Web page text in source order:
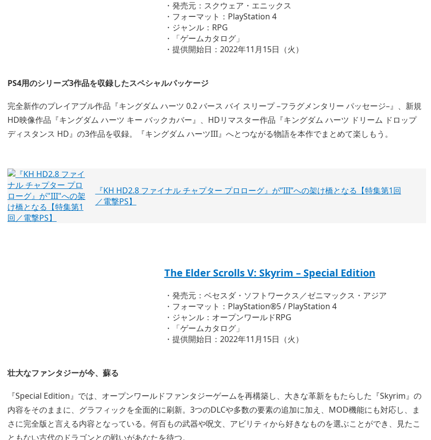
・発売元：スクウェア・エニックス
・フォーマット：PlayStation 4
・ジャンル：RPG
・「ゲームカタログ」
・提供開始日：2022年11月15日（火）
PS4用のシリーズ3作品を収録したスペシャルパッケージ
完全新作のプレイアブル作品『キングダム ハーツ 0.2 バース バイ スリープ –フラグメンタリー パッセージ–』、新規
HD映像作品『キングダム ハーツ キー バックカバー』、HDリマスター作品『キングダム ハーツ ドリーム ドロップ
ディスタンス HD』の3作品を収録。『キングダム ハーツIII』へとつながる物語を本作でまとめて楽しもう。
『KH HD2.8 ファイナル チャプター プロローグ』が”III”への架け橋となる【特集第1回
／電撃PS】
The Elder Scrolls V: Skyrim – Special Edition
・発売元：ベセスダ・ソフトワークス／ゼニマックス・アジア
・フォーマット：PlayStation®5 / PlayStation 4
・ジャンル：オープンワールドRPG
・「ゲームカタログ」
・提供開始日：2022年11月15日（火）
壮大なファンタジーが今、蘇る
『Special Edition』では、オープンワールドファンタジーゲームを再構築し、大きな革新をもたらした『Skyrim』の
内容をそのままに、グラフィックを全面的に刷新。3つのDLCや多数の要素の追加に加え、MOD機能にも対応し、ま
さに完全版と言える内容となっている。何百もの武器や呪文、アビリティから好きなものを選ぶことができ、見たこ
ともない古代のドラゴンとの戦いがあなたを待つ。